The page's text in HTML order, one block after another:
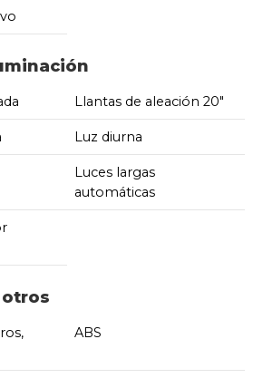
Llantas de aleación 20"
Luz diurna
Luces largas
automáticas
ABS